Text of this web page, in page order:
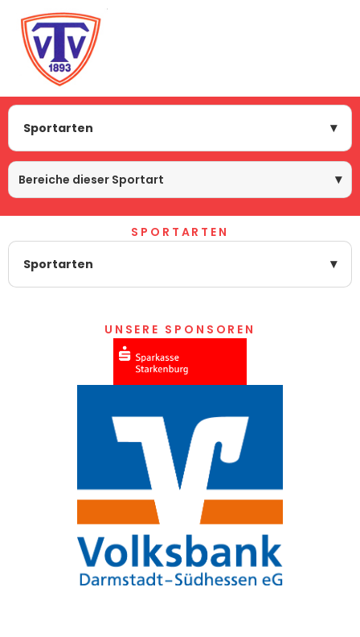
Sportarten
Bereiche dieser Sportart
SPORTARTEN
Sportarten
UNSERE SPONSOREN